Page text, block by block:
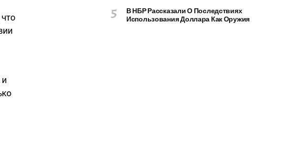
В НБР Рассказали О Последствиях
Использования Доллара Как Оружия